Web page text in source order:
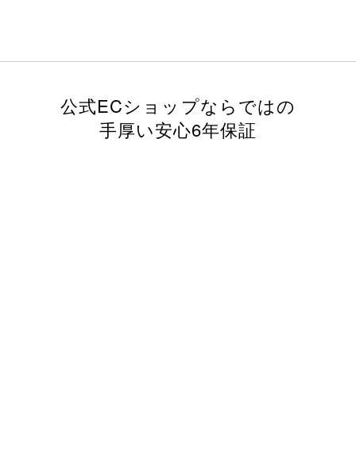
公式ECショップならではの
手厚い安心6年保証